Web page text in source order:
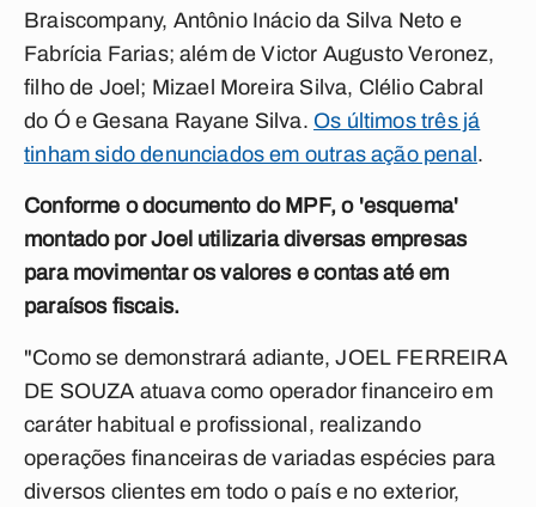
Braiscompany, Antônio Inácio da Silva Neto e
Fabrícia Farias; além de Victor Augusto Veronez,
filho de Joel; Mizael Moreira Silva, Clélio Cabral
do Ó e Gesana Rayane Silva. Os últimos três já
tinham sido denunciados em outras ação penal .
Conforme o documento do MPF, o 'esquema'
montado por Joel utilizaria diversas empresas
para movimentar os valores e contas até em
paraísos fiscais.
"Como se demonstrará adiante, JOEL FERREIRA
DE SOUZA atuava como operador financeiro em
caráter habitual e profissional, realizando
operações financeiras de variadas espécies para
diversos clientes em todo o país e no exterior,